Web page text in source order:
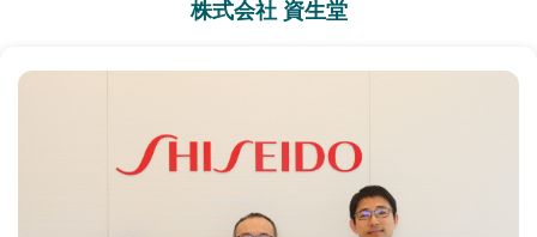
株式会社 資生堂